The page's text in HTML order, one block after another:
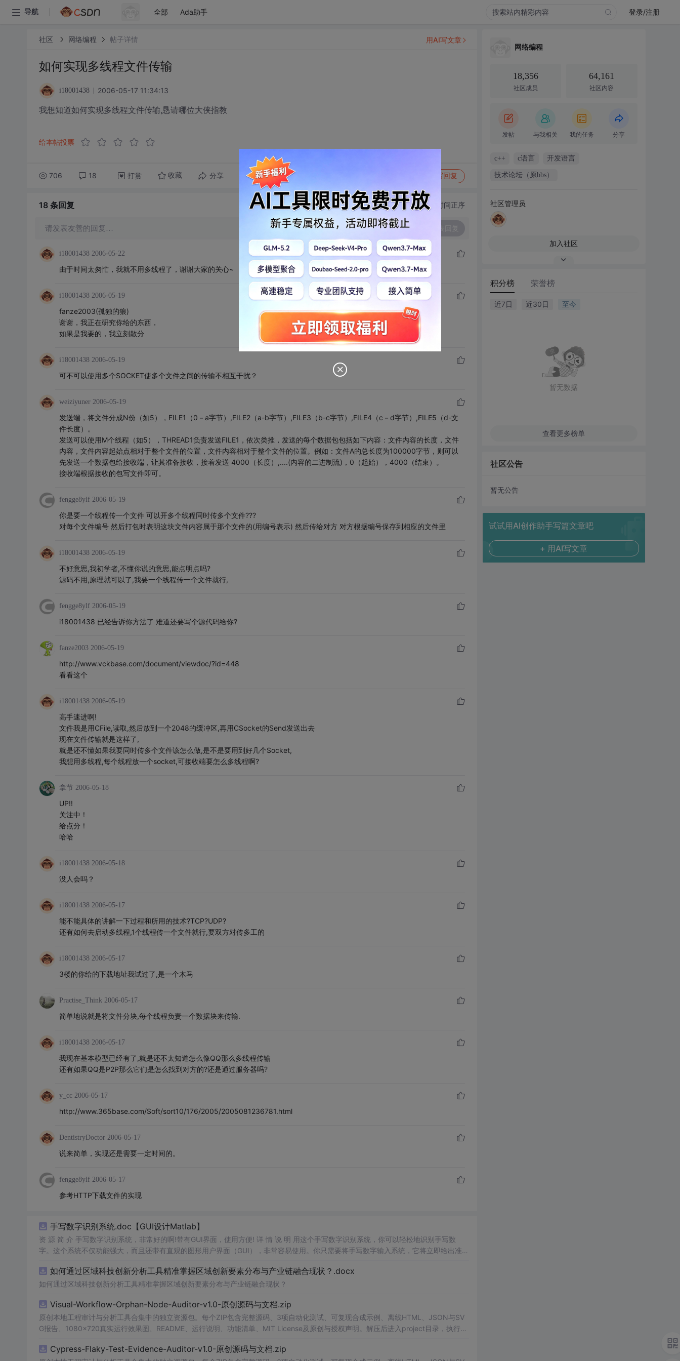
导航 全部 Ada助手 登录/注册
社区 网络编程 帖子详情
如何实现多线程文件传输
i18001438 2006-05-17 11:34:13
我想知道如何实现多线程文件传输,恳请哪位大侠指教
给本帖投票
706 18 打赏 收藏 分享 转发到动态 写回复
用AI写文章
18 条回复 切换为时间正序
请发表友善的回复…
i18001438 2006-05-22
由于时间太匆忙，我就不用多线程了，谢谢大家的关心~
i18001438 2006-05-19
fanze2003(孤独的狼)
谢谢，我正在研究你给的东西，
如果是我要的，我立刻散分
i18001438 2006-05-19
可不可以使用多个SOCKET使多个文件之间的传输不相互干扰？
weiziyuner 2006-05-19
发送端，将文件分成N份（如5），FILE1（0－a字节）,FILE2（a-b字节）,FILE3（b-c字节）,FILE4（c－d字节）,FILE5（d-文
件长度）。
发送可以使用M个线程（如5），THREAD1负责发送FILE1，依次类推，发送的每个数据包包括如下内容：文件内容的长度，文件
内容，文件内容起始点相对于整个文件的位置，文件内容相对于整个文件的位置。例如：文件A的总长度为100000字节，则可以
先发送一个数据包给接收端，让其准备接收，接着发送 4000（长度）,....(内容的二进制流)，0（起始），4000（结束）。
接收端根据接收的包写文件即可。
fengge8ylf 2006-05-19
你是要一个线程传一个文件 可以开多个线程同时传多个文件???
对每个文件编号 然后打包时表明这块文件内容属于那个文件的(用编号表示) 然后传给对方 对方根据编号保存到相应的文件里
i18001438 2006-05-19
不好意思,我初学者,不懂你说的意思,能点明点吗?
源码不用,原理就可以了,我要一个线程传一个文件就行,
fengge8ylf 2006-05-19
i18001438 已经告诉你方法了 难道还要写个源代码给你?
fanze2003 2006-05-19
http://www.vckbase.com/document/viewdoc/?id=448
看看这个
i18001438 2006-05-19
高手速进啊!
文件我是用CFile,读取,然后放到一个2048的缓冲区,再用CSocket的Send发送出去
现在文件传输就是这样了,
就是还不懂如果我要同时传多个文件该怎么做,是不是要用到好几个Socket,
我想用多线程,每个线程放一个socket,可接收端要怎么多线程啊?
拿节 2006-05-18
UP!!
关注中！
给点分！
哈哈
i18001438 2006-05-18
没人会吗？
i18001438 2006-05-17
能不能具体的讲解一下过程和所用的技术?TCP?UDP?
还有如何去启动多线程,1个线程传一个文件就行,要双方对传多工的
i18001438 2006-05-17
3楼的你给的下载地址我试过了,是一个木马
Practise_Think 2006-05-17
简单地说就是将文件分块,每个线程负责一个数据块来传输.
i18001438 2006-05-17
我现在基本模型已经有了,就是还不太知道怎么像QQ那么多线程传输
还有如果QQ是P2P那么它们是怎么找到对方的?还是通过服务器吗?
y_cc 2006-05-17
http://www.365base.com/Soft/sort10/176/2005/2005081236781.html
DentistryDoctor 2006-05-17
说来简单，实现还是需要一定时间的。
fengge8ylf 2006-05-17
参考HTTP下载文件的实现
手写数字识别系统.doc【GUI设计Matlab】
资 源 简 介 手写数字识别系统，非常好的啊!带有GUI界面，使用方便! 详 情 说 明 用这个手写数字识别系统，你可以轻松地识别手写数
字。这个系统不仅功能强大，而且还带有直观的图形用户界面（GUI），非常容易使用。你只需要将手写数字输入系统，它将立即给出准确
便和实用的工具，你一定会喜欢它的！
如何通过区域科技创新分析工具精准掌握区域创新要素分布与产业链融合现状？.docx
如何通过区域科技创新分析工具精准掌握区域创新要素分布与产业链融合现状？
Visual-Workflow-Orphan-Node-Auditor-v1.0-原创源码与文档.zip
原创本地工程审计与分析工具合集中的独立资源包。每个ZIP包含完整源码、3项自动化测试、可复现合成示例、离线HTML、JSON与SV
G报告、1080×720真实运行效果图、README、运行说明、功能清单、MIT License及原创与授权声明。解压后进入project目录，执行np
源码、Logo、官方截图、论文、生产日志或其他受限素材。适合前端开发、AI应用工程、测试审计和课程实践。
Cypress-Flaky-Test-Evidence-Auditor-v1.0-原创源码与文档.zip
网络编程
18,356
社区成员
64,161
社区内容
发帖 与我相关 我的任务 分享
c++ c语言 开发语言
技术论坛（原bbs）
社区管理员
加入社区
积分榜 荣誉榜
近7日 近30日 至今
暂无数据
查看更多榜单
社区公告
暂无公告
试试用AI创作助手写篇文章吧
+ 用AI写文章